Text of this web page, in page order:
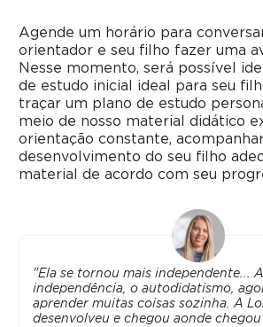
Agende um horário para
orientador e seu filho fazer uma
Nesse momento, será possível
de estudo inicial ideal para seu
traçar um plano de estudo
meio de nosso material didático
orientação constante,
desenvolvimento do seu filho
material de acordo com seu
"Ela se tornou mais independente...
independência, o autodidatismo,
aprender muitas coisas sozinha. A
desenvolveu e chegou aonde